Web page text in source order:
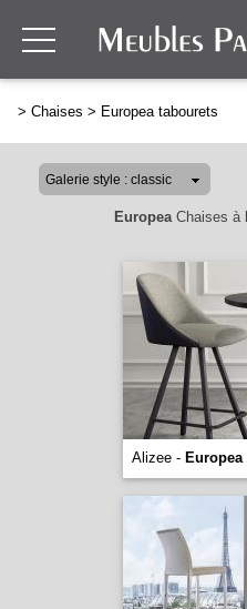
> Chaises > Europea tabourets
EuropeaChaises à
Alizee - Europea